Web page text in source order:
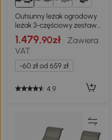
Outsunny leżak ogrodowy
leżak 3-częściowy zestaw
mebli ogrodowych
technorattan brązowy
1.479,90zł
Zawiera
VAT
-60 zł od 659 zł
4.9